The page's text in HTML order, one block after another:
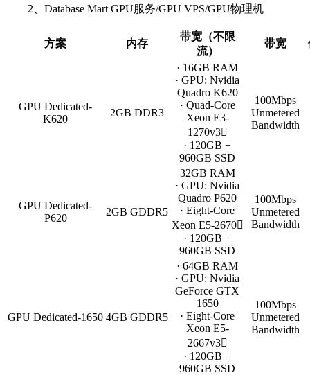
2、Database Mart GPU服务/GPU VPS/GPU物理机
方案 内存
带宽（不限
流）
带宽
GPU Dedicated-
K620
2GB DDR3
· 16GB RAM
· GPU: Nvidia
Quadro K620
· Quad-Core
Xeon E3-
1270v3
· 120GB +
960GB SSD
100Mbps
Unmetered
Bandwidth
GPU Dedicated-
P620
2GB GDDR5
32GB RAM
· GPU: Nvidia
Quadro P620
· Eight-Core
Xeon E5-2670
· 120GB +
960GB SSD
100Mbps
Unmetered
Bandwidth
GPU Dedicated-1650 4GB GDDR5
· 64GB RAM
· GPU: Nvidia
GeForce GTX
1650
· Eight-Core
Xeon E5-
2667v3
· 120GB +
960GB SSD
100Mbps
Unmetered
Bandwidth